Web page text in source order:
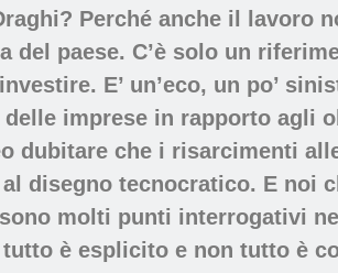
Perché anche il lavoro
del paese. C’è solo un
E’ un’eco, un po’
delle imprese in rapporto agli
dubitare che i risarcimenti
disegno tecnocratico. E noi
molti punti interrogativi
è esplicito e non tutto è